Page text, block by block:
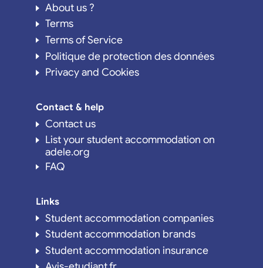
About us ?
Terms
Terms of Service
Politique de protection des données
Privacy and Cookies
Contact & help
Contact us
List your student accommodation on
adele.org
FAQ
Links
Student accommodation companies
Student accommodation brands
Student accommodation insurance